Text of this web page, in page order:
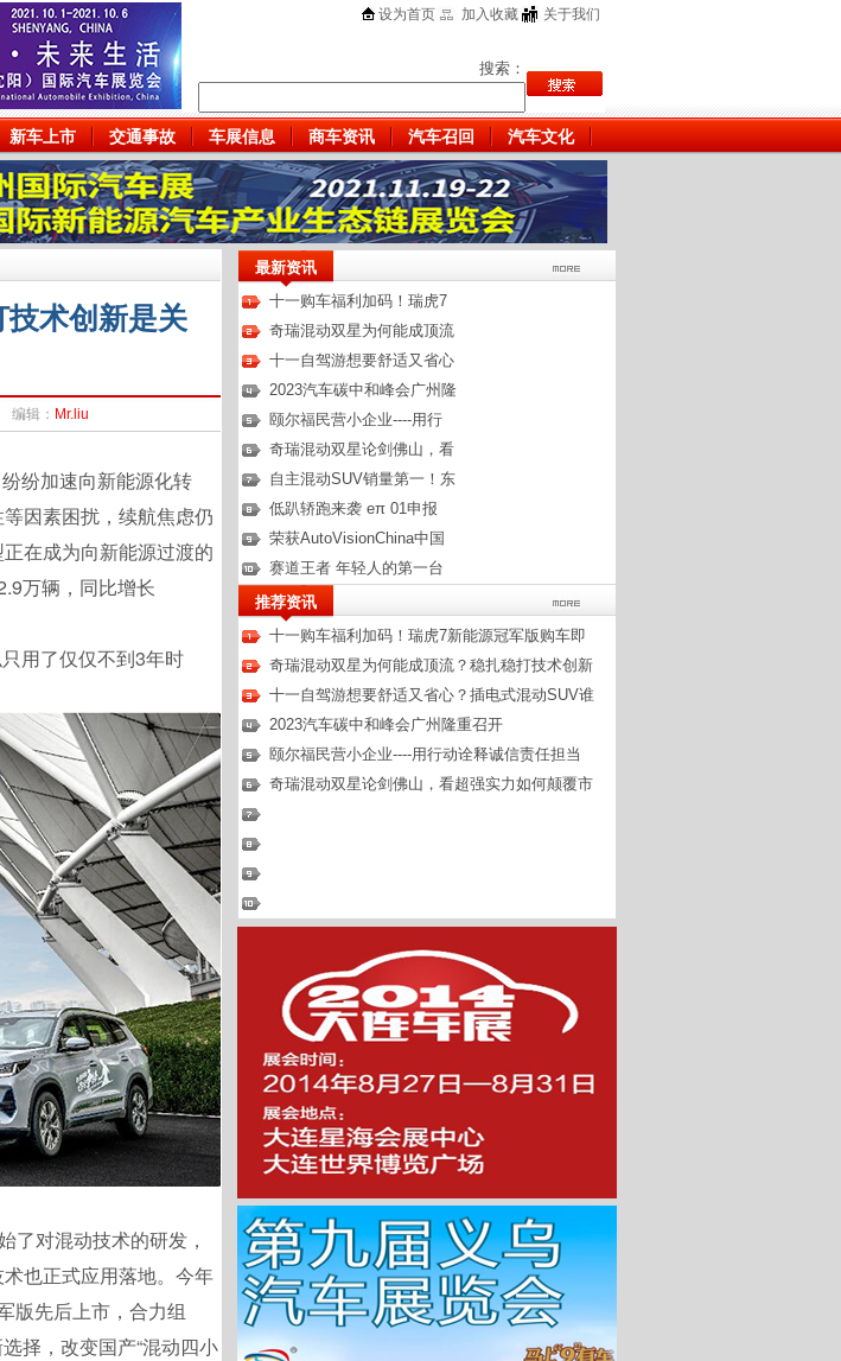
设为首页 加入收藏 关于我们
搜索：
新车上市 交通事故 车展信息 商车资讯 汽车召回 汽车文化
术创新是关
编辑： Mr.liu
纷加速向新能源化转
因素困扰，续航焦虑仍
在成为向新能源过渡的
万辆，同比增长
用了仅仅不到3年时
了对混动技术的研发，
也正式应用落地。今年
版先后上市，合力组
择，改变国产“混动四小
最新资讯
十一购车福利加码！瑞虎7
奇瑞混动双星为何能成顶流
十一自驾游想要舒适又省心
2023汽车碳中和峰会广州隆
颐尔福民营小企业----用行
奇瑞混动双星论剑佛山，看
自主混动SUV销量第一！东
低趴轿跑来袭 eπ 01申报
荣获AutoVisionChina中国
赛道王者 年轻人的第一台
推荐资讯
十一购车福利加码！瑞虎7新能源冠军版购车即
奇瑞混动双星为何能成顶流？稳扎稳打技术创新
十一自驾游想要舒适又省心？插电式混动SUV谁
2023汽车碳中和峰会广州隆重召开
颐尔福民营小企业----用行动诠释诚信责任担当
奇瑞混动双星论剑佛山，看超强实力如何颠覆市